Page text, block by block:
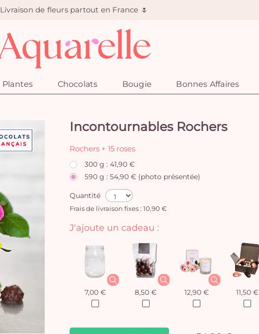
Livraison de fleurs partout en France 🌷
Plantes Chocolats Bougie Bonnes Affaires
Incontournables Rochers
Rochers + 15 roses
300 g : 41,90 €
590 g : 54,90 € (photo présentée)
Quantité
Frais de livraison fixes : 10,90 €
J'ajoute un cadeau :
7,00 € 8,50 € 12,90 € 11,50 €